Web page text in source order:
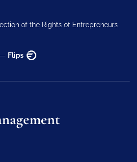
of the Rights of Entrepreneurs
Flips